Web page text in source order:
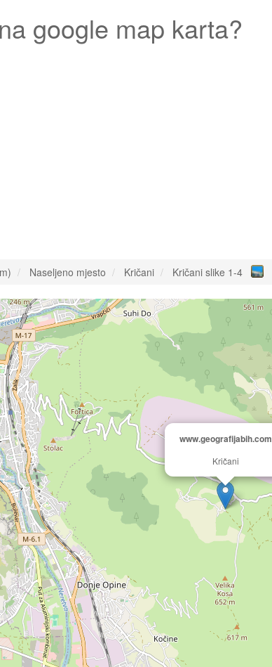
google map karta?
Naseljeno mjesto Kričani Kričani slike 1-4
www.geografijabih.com
Kričani